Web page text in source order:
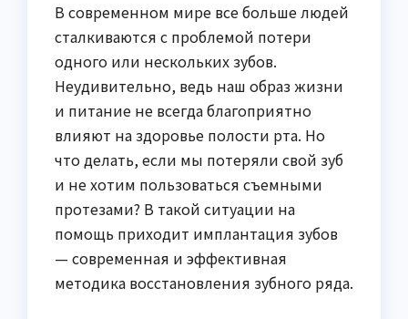
В современном мире все больше людей
сталкиваются с проблемой потери
одного или нескольких зубов.
Неудивительно, ведь наш образ жизни
и питание не всегда благоприятно
влияют на здоровье полости рта. Но
что делать, если мы потеряли свой зуб
и не хотим пользоваться съемными
протезами? В такой ситуации на
помощь приходит имплантация зубов
— современная и эффективная
методика восстановления зубного ряда.